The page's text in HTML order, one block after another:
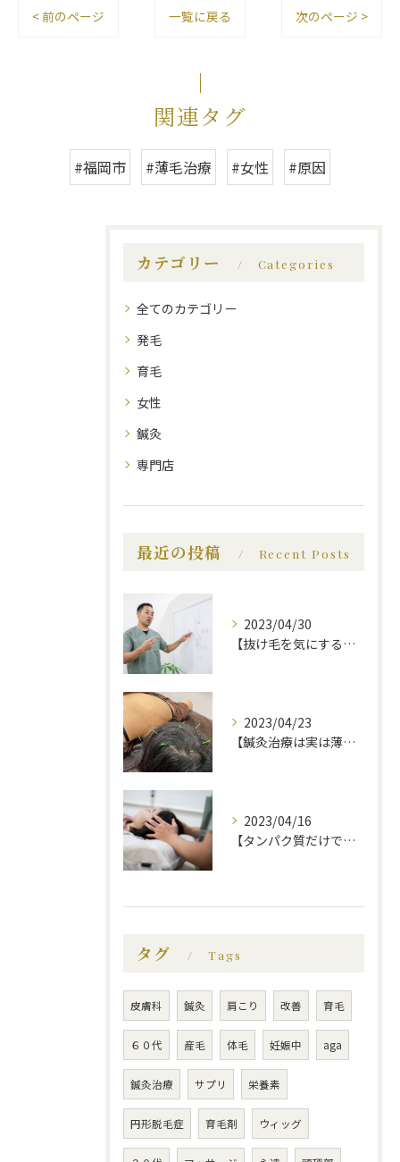
< 前のページ 一覧に戻る 次のページ >
関連タグ
#福岡市 #薄毛治療 #女性 #原因
カテゴリー Categories
全てのカテゴリー
発毛
育毛
女性
鍼灸
専門店
最近の投稿 Recent Posts
2023/04/30
【抜け毛を気にする前に、知っておいてほしい事】福岡市で薄毛治療｜福岡薄毛専門鍼灸センター
2023/04/23
【鍼灸治療は実は薄毛に効果的】福岡市で薄毛治療｜福岡薄毛専門鍼灸センター
2023/04/16
【タンパク質だけでは不十分！？薄毛にいい食べ物】福岡市で薄毛治療｜福岡薄毛専門鍼灸センター
タグ Tags
皮膚科 鍼灸 肩こり 改善 育毛
６０代 産毛 体毛 妊娠中 aga
鍼灸治療 サプリ 栄養素
円形脱毛症 育毛剤 ウィッグ